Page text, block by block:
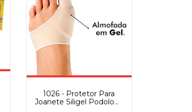
1026 - Protetor Para
Joanete Siligel Podology